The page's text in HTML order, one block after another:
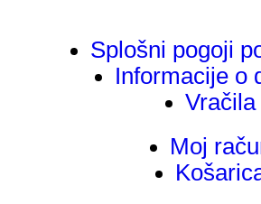
Splošni pogoji
Informacije o
Vračila
Moj